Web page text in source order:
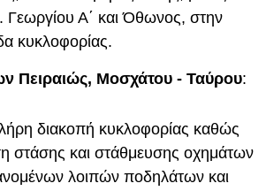
Α΄ και Όθωνος, στην
κυκλοφορίας.
Πειραιώς, Μοσχάτου - Ταύρου:
διακοπή κυκλοφορίας καθώς
στάσης και στάθμευσης οχημάτων
λοιπών ποδηλάτων και